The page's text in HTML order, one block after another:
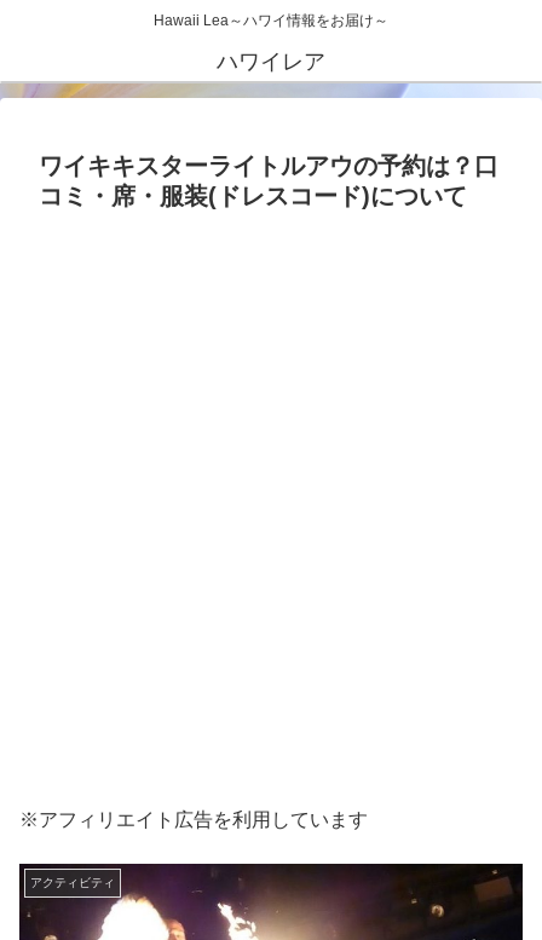
Hawaii Lea～ハワイ情報をお届け～
ハワイレア
ワイキキスターライトルアウの予約は？口
コミ・席・服装(ドレスコード)について
※アフィリエイト広告を利用しています
アクティビティ